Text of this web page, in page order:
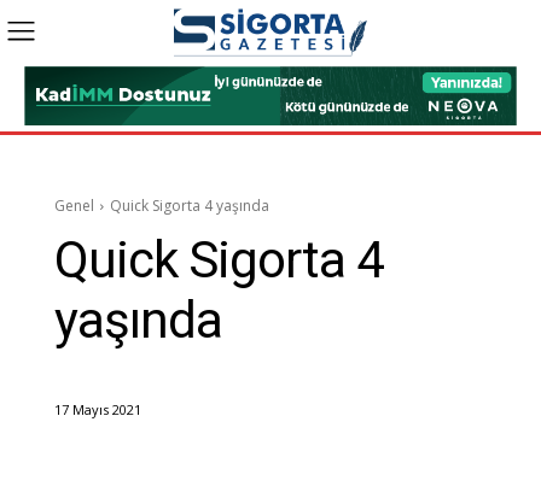
Genel Quick Sigorta 4 yaşında
Quick Sigorta 4
yaşında
17 Mayıs 2021